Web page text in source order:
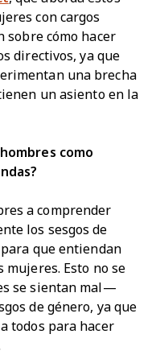
con cargos
sobre cómo hacer
directivos, ya que
una brecha
un asiento en la
como
a comprender
los sesgos de
que entiendan
mujeres. Esto no se
se sientan mal—
de género, ya que
todos para hacer